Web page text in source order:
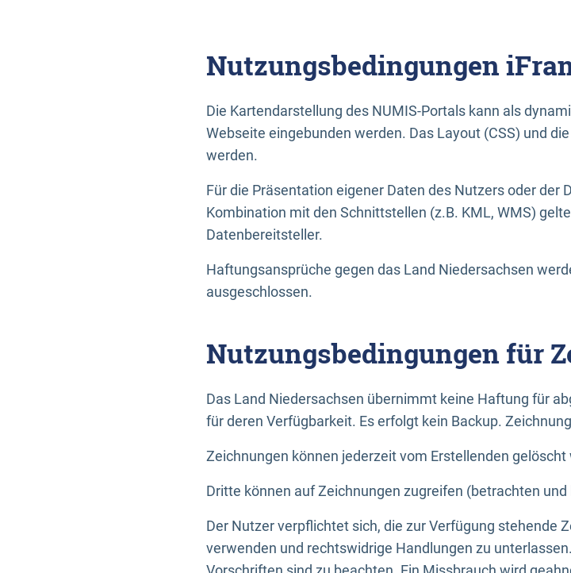
Nutzungsbedingungen
Die Kartendarstellung des NUMIS-Portals kann als
Webseite eingebunden werden. Das Layout (CSS) und
werden.
Für die Präsentation eigener Daten des Nutzers oder der
Kombination mit den Schnittstellen (z.B. KML, WMS)
Datenbereitsteller.
Haftungsansprüche gegen das Land Niedersachsen
ausgeschlossen.
Nutzungsbedingungen für
Das Land Niedersachsen übernimmt keine Haftung für
für deren Verfügbarkeit. Es erfolgt kein Backup.
Zeichnungen können jederzeit vom Erstellenden gelöscht
Dritte können auf Zeichnungen zugreifen (betrachten
Der Nutzer verpflichtet sich, die zur Verfügung stehende
verwenden und rechtswidrige Handlungen zu